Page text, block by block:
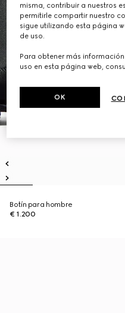
Botín para hombre
€ 1.200
misma, contribuir a nuestros
permitirle compartir nuestro
sigue utilizando esta página
de uso.
Para obtener más
uso en esta página web,
OK